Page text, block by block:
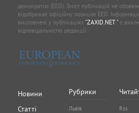
демократію (EED). Зміст публікацій не
відображає офіційну позицію EED.
висловлені у публікаціях "ZAXID.NET "є
відповідальністю редакції.
Новини
Статті
Рубрики
Львів Rss